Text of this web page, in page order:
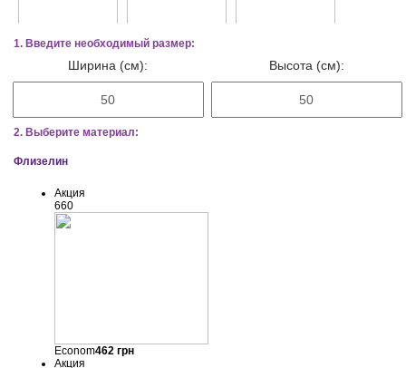
1. Введите необходимый размер:
Ширина (см): Высота (см):
2. Выберите материал:
Флизелин
Акция
660
Econom462грн
Акция